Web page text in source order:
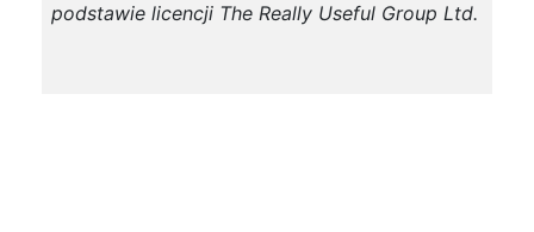
podstawie licencji The Really Useful Group Ltd.